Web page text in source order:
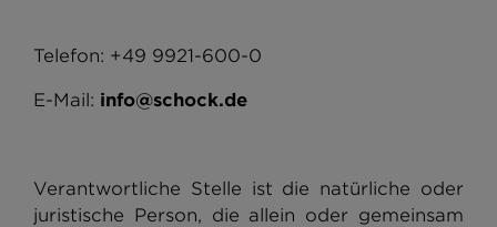
Telefon: +49 9921-600-0
E-Mail: info@schock.de
Verantwortliche Stelle ist die natürliche oder
juristische Person, die allein oder gemeinsam